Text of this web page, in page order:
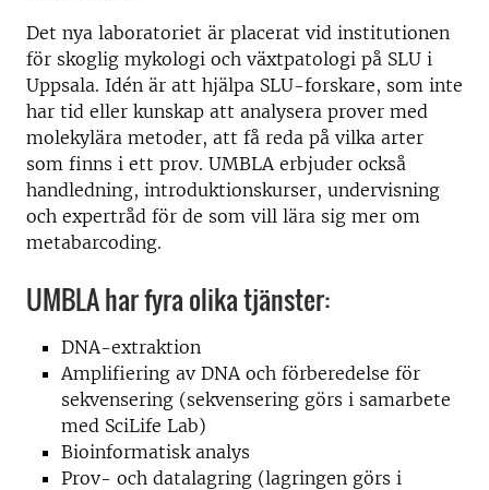
Det nya laboratoriet är placerat vid institutionen
för skoglig mykologi och växtpatologi på SLU i
Uppsala. Idén är att hjälpa SLU-forskare, som inte
har tid eller kunskap att analysera prover med
molekylära metoder, att få reda på vilka arter
som finns i ett prov. UMBLA erbjuder också
handledning, introduktionskurser, undervisning
och expertråd för de som vill lära sig mer om
metabarcoding.
UMBLA har fyra olika tjänster:
DNA-extraktion
Amplifiering av DNA och förberedelse för
sekvensering (sekvensering görs i samarbete
med SciLife Lab)
Bioinformatisk analys
Prov- och datalagring (lagringen görs i